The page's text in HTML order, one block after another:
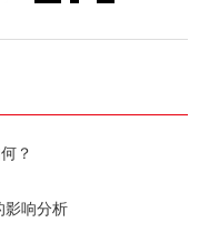
？
影响分析